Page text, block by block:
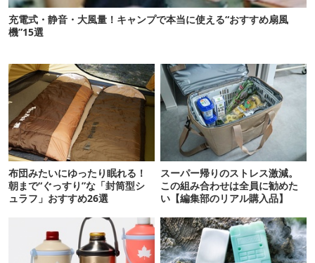
充電式・静音・大風量！キャンプで本当に使える“おすすめ扇風
機”15選
布団みたいにゆったり眠れる！
朝まで“ぐっすり”な「封筒型シ
ュラフ」おすすめ26選
スーパー帰りのストレス激減。
この組み合わせは全員に勧めた
い【編集部のリアル購入品】